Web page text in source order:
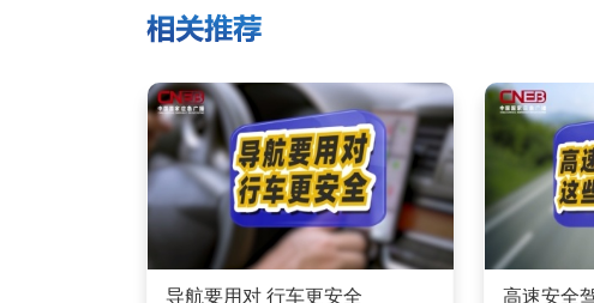
导航要用对 行车更安全 高速安全